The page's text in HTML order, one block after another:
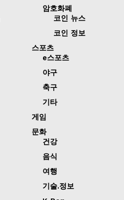
암호화폐
코인 뉴스
코인 정보
스포츠
e스포츠
야구
축구
기타
게임
문화
건강
음식
여행
기술.정보